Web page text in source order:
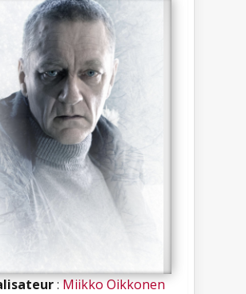
:Miikko Oikkonen